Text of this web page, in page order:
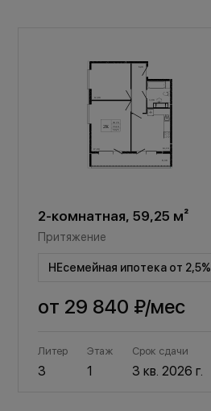
2-комнатная, 59,25 м²
Притяжение
НЕсемейная ипотека от 2,5%
от 29 840 ₽/мес
Литер
3
Этаж
1
Срок сдачи
3 кв. 2026 г.